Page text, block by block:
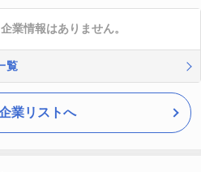
業情報はありません。
覧
業リストへ